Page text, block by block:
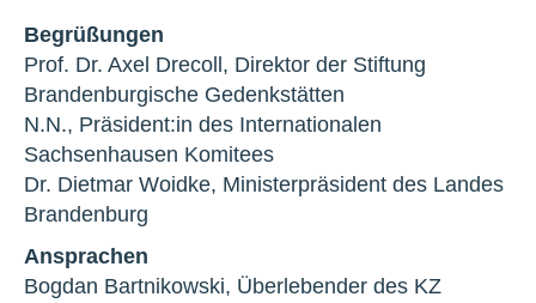
Begrüßungen
Prof. Dr. Axel Drecoll, Direktor der Stiftung
Brandenburgische Gedenkstätten
N.N., Präsident:in des Internationalen
Sachsenhausen Komitees
Dr. Dietmar Woidke, Ministerpräsident des Landes
Brandenburg
Ansprachen
Bogdan Bartnikowski, Überlebender des KZ